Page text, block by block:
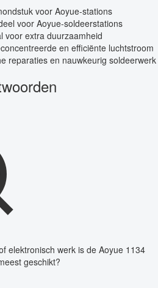
voor Aoyue-stations
voor Aoyue-soldeerstations
voor extra duurzaamheid
en efficiënte luchtstroom
reparaties en nauwkeurig soldeerwerk
elektronisch werk is de Aoyue 1134
geschikt?